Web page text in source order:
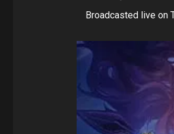
Broadcasted live on